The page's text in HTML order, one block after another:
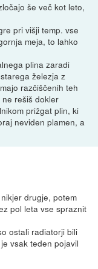
še več kot leto,
pri višji temp. vse
meja, to lahko
plina zaradi
železja z
razčiščenih teh
rešiš dokler
prižgat plin, ki
neviden plamen, a
drugje, potem
pol leta vse spraznit
ostali radiatorji bili
vsak teden pojavil